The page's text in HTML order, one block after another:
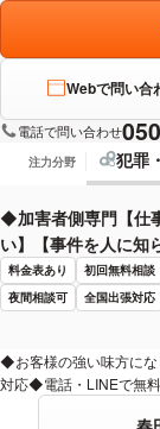
Webで問い合
電話で問い合わせ
注力分野 犯罪
◆加害者側専門【仕
い】【事件を人に知
料金表あり 初回無料相談
夜間相談可
全国出張対応
◆お客様の強い味方に
対応◆電話・LINEで無